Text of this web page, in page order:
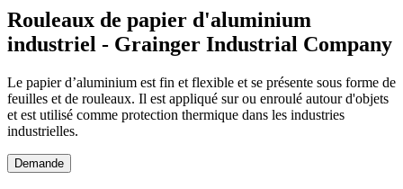
Rouleaux de papier d'aluminium
industriel - Grainger Industrial Company
Le papier d’aluminium est fin et flexible et se présente sous forme de
feuilles et de rouleaux. Il est appliqué sur ou enroulé autour d'objets
et est utilisé comme protection thermique dans les industries
industrielles.
Demande